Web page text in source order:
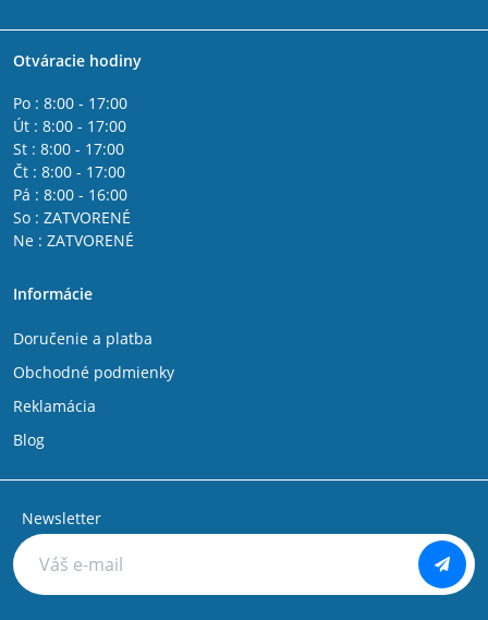
Otváracie hodiny
Po : 8:00 - 17:00
Út : 8:00 - 17:00
St : 8:00 - 17:00
Čt : 8:00 - 17:00
Pá : 8:00 - 16:00
So : ZATVORENÉ
Ne : ZATVORENÉ
Informácie
Doručenie a platba
Obchodné podmienky
Reklamácia
Blog
Newsletter